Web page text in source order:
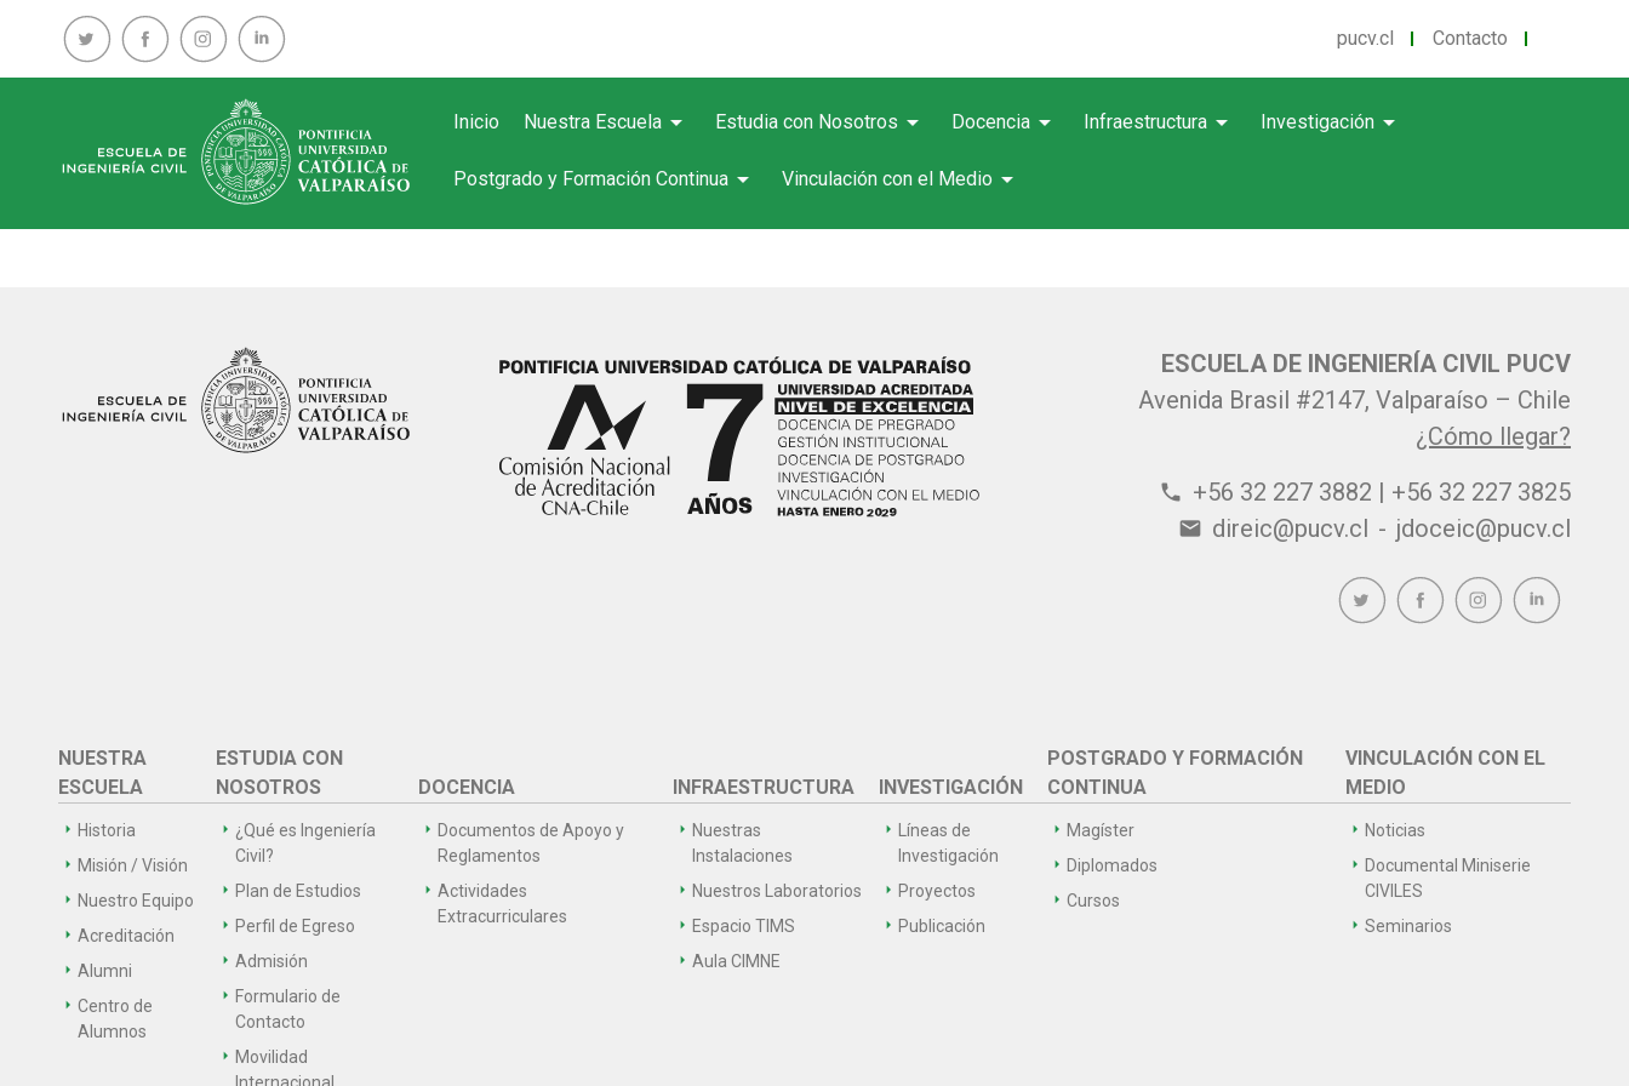
pucv.cl Contacto
Inicio Nuestra Escuela arrow_drop_down Estudia con Nosotros arrow_drop_down Docencia arrow_drop_down Infraestructura arrow_drop_down Investigación arrow_drop_down
Postgrado y Formación Continua arrow_drop_down Vinculación con el Medio arrow_drop_down
ESCUELA DE INGENIERÍA CIVIL PUCV
Avenida Brasil #2147, Valparaíso – Chile
¿Cómo llegar?
phone +56 32 227 3882 | +56 32 227 3825
email direic@pucv.cl - jdoceic@pucv.cl
NUESTRA
ESCUELA
Historia
Misión / Visión
Nuestro Equipo
Acreditación
Alumni
Centro de
Alumnos
ESTUDIA CON
NOSOTROS
¿Qué es Ingeniería
Civil?
Plan de Estudios
Perfil de Egreso
Admisión
Formulario de
Contacto
Movilidad
DOCENCIA
Documentos de Apoyo y
Reglamentos
Actividades
Extracurriculares
INFRAESTRUCTURA
Nuestras
Instalaciones
Nuestros Laboratorios
Espacio TIMS
Aula CIMNE
INVESTIGACIÓN
Líneas de
Investigación
Proyectos
Publicación
POSTGRADO Y FORMACIÓN
CONTINUA
Magíster
Diplomados
Cursos
VINCULACIÓN CON EL
MEDIO
Noticias
Documental Miniserie
CIVILES
Seminarios